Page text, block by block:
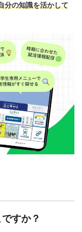
分の知識を活かして
すか？